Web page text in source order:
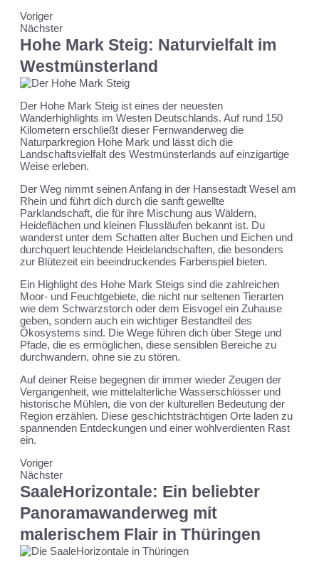
Voriger
Nächster
Hohe Mark Steig: Naturvielfalt im
Westmünsterland
Der Hohe Mark Steig ist eines der neuesten
Wanderhighlights im Westen Deutschlands. Auf rund 150
Kilometern erschließt dieser Fernwanderweg die
Naturparkregion Hohe Mark und lässt dich die
Landschaftsvielfalt des Westmünsterlands auf einzigartige
Weise erleben.
Der Weg nimmt seinen Anfang in der Hansestadt Wesel am
Rhein und führt dich durch die sanft gewellte
Parklandschaft, die für ihre Mischung aus Wäldern,
Heideflächen und kleinen Flussläufen bekannt ist. Du
wanderst unter dem Schatten alter Buchen und Eichen und
durchquert leuchtende Heidelandschaften, die besonders
zur Blütezeit ein beeindruckendes Farbenspiel bieten.
Ein Highlight des Hohe Mark Steigs sind die zahlreichen
Moor- und Feuchtgebiete, die nicht nur seltenen Tierarten
wie dem Schwarzstorch oder dem Eisvogel ein Zuhause
geben, sondern auch ein wichtiger Bestandteil des
Ökosystems sind. Die Wege führen dich über Stege und
Pfade, die es ermöglichen, diese sensiblen Bereiche zu
durchwandern, ohne sie zu stören.
Auf deiner Reise begegnen dir immer wieder Zeugen der
Vergangenheit, wie mittelalterliche Wasserschlösser und
historische Mühlen, die von der kulturellen Bedeutung der
Region erzählen. Diese geschichtsträchtigen Orte laden zu
spannenden Entdeckungen und einer wohlverdienten Rast
ein.
Voriger
Nächster
SaaleHorizontale: Ein beliebter
Panoramawanderweg mit
malerischem Flair in Thüringen